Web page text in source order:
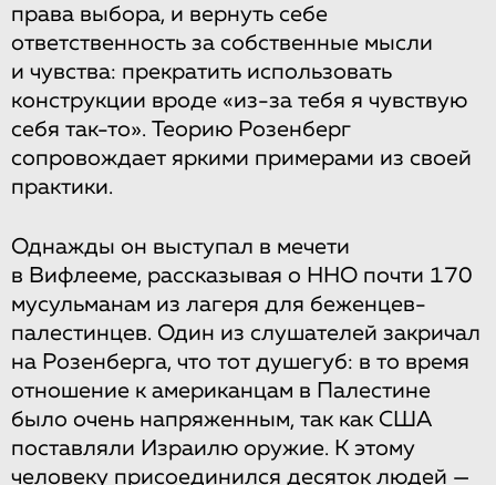
права выбора, и вернуть себе
ответственность за собственные мысли
и чувства: прекратить использовать
конструкции вроде «из-за тебя я чувствую
себя так-то». Теорию Розенберг
сопровождает яркими примерами из своей
практики.
Однажды он выступал в мечети
в Вифлееме, рассказывая о ННО почти 170
мусульманам из лагеря для беженцев-
палестинцев. Один из слушателей закричал
на Розенберга, что тот душегуб: в то время
отношение к американцам в Палестине
было очень напряженным, так как США
поставляли Израилю оружие. К этому
человеку присоединился десяток людей —